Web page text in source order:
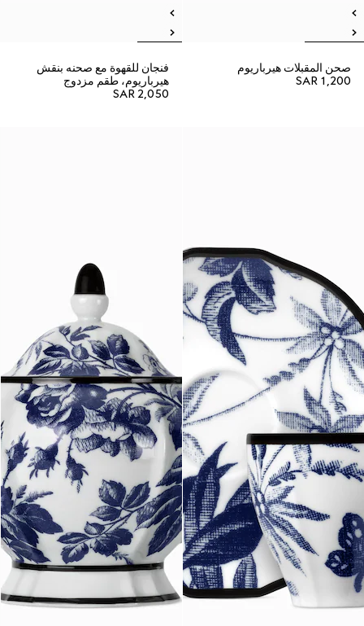
صحن المقبلات هيرباريوم
SAR 1,200
فنجان للقهوة مع صحنه بنقش
هيرباريوم، طقم مزدوج
SAR 2,050